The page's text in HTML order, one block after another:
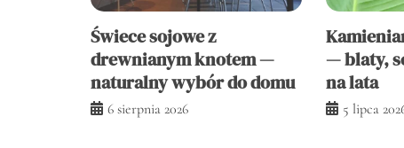
Świece sojowe z
drewnianym knotem —
naturalny wybór do domu
6 sierpnia 2026
— blaty,
na lata
5 lipca